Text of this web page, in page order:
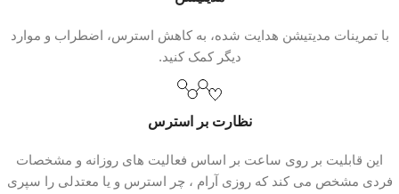
با تمرینات مدیتیشن هدایت‌ شده، به کاهش استرس، اضطراب و موارد
دیگر کمک کنید.
نظارت بر استرس
این قابلیت بر روی ساعت بر اساس فعالیت های روزانه و مشخصات
فردی مشخص می کند که روزی آرام ، چر استرس و یا معتدلی را سپری